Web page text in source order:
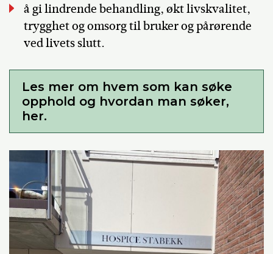
å gi lindrende behandling, økt livskvalitet,
trygghet og omsorg til bruker og pårørende
ved livets slutt.
Les mer om hvem som kan søke
opphold og hvordan man søker,
her.